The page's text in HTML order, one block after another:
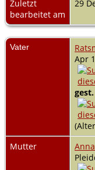
Zuletzt
bearbeitet am
29
Vater
Apr
gest.
Mutter